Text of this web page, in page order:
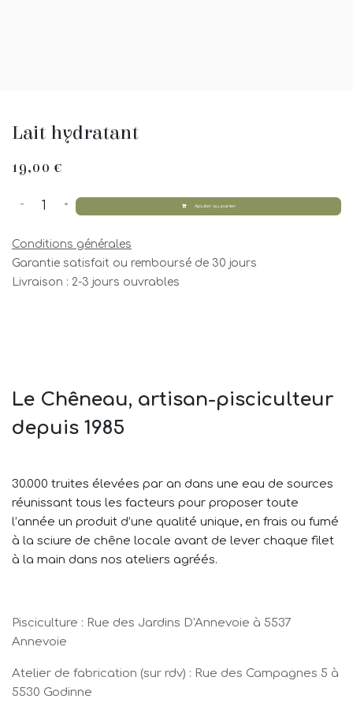
Lait hydratant
19,00 €
Ajouter au panier
Conditions générales
Garantie satisfait ou remboursé de 30 jours
Livraison : 2-3 jours ouvrables
Le Chêneau, artisan-pisciculteur
depuis 1985
30.000 truites élevées par an dans une eau de sources
réunissant tous les facteurs pour proposer toute
l’année un produit d’une qualité unique, en frais ou fumé
à la sciure de chêne locale avant de lever chaque filet
à la main dans nos ateliers agréés.
Pisciculture : Rue des Jardins D'Annevoie à 5537
Annevoie
Atelier de fabrication (sur rdv) : Rue des Campagnes 5 à
5530 Godinne